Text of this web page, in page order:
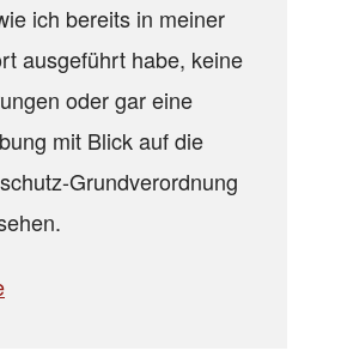
ich bereits in meiner
ausgeführt habe, keine
oder gar eine
mit Blick auf die
Grundverordnung